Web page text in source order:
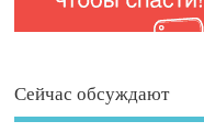
Сейчас обсуждают